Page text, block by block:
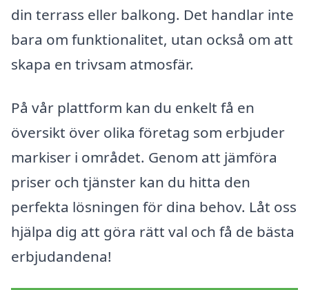
din terrass eller balkong. Det handlar inte
bara om funktionalitet, utan också om att
skapa en trivsam atmosfär.
På vår plattform kan du enkelt få en
översikt över olika företag som erbjuder
markiser i området. Genom att jämföra
priser och tjänster kan du hitta den
perfekta lösningen för dina behov. Låt oss
hjälpa dig att göra rätt val och få de bästa
erbjudandena!